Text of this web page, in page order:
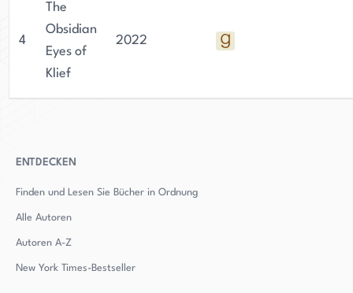
4
The
Obsidian
Eyes of
Klief
2022
ENTDECKEN
Finden und Lesen Sie Bücher in Ordnung
Alle Autoren
Autoren A-Z
New York Times-Bestseller